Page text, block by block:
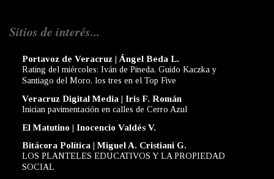
Sitios de interés...
Portavoz de Veracruz | Ángel Beda L.
Rating del miércoles: Iván de Pineda, Guido Kaczka y
Santiago del Moro, los tres en el Top Five
Veracruz Digital Media | Iris F. Román
Inician pavimentación en calles de Cerro Azul
El Matutino | Inocencio Valdés V.
Bitácora Política | Miguel A. Cristiani G.
LOS PLANTELES EDUCATIVOS Y LA PROPIEDAD
SOCIAL